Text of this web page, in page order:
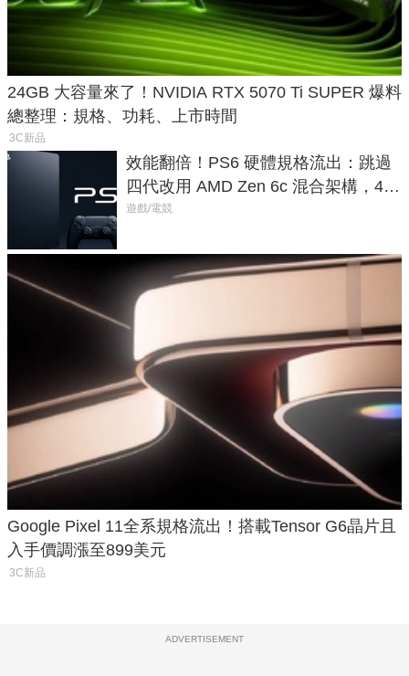
24GB 大容量來了！NVIDIA RTX 5070 Ti SUPER 爆料
總整理：規格、功耗、上市時間
3C新品
效能翻倍！PS6 硬體規格流出：跳過
四代改用 AMD Zen 6c 混合架構，4K
120fps 與全光追時代來臨
遊戲/電競
Google Pixel 11全系規格流出！搭載Tensor G6晶片且
入手價調漲至899美元
3C新品
ADVERTISEMENT